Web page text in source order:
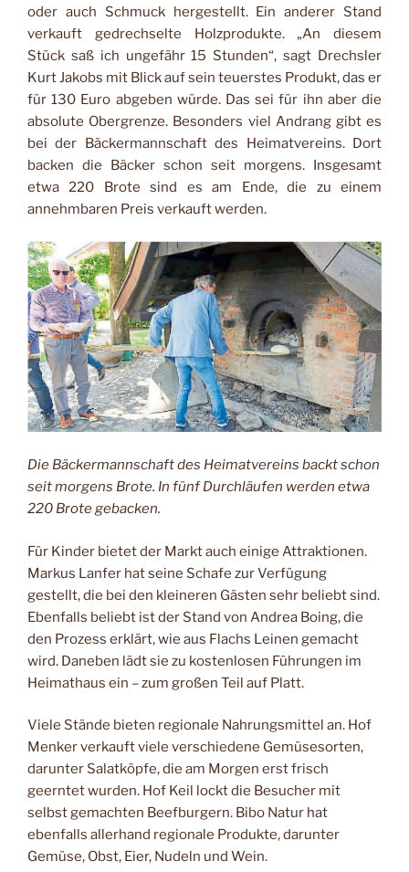
oder auch Schmuck hergestellt. Ein anderer Stand
verkauft gedrechselte Holzprodukte. „An diesem
Stück saß ich ungefähr 15 Stunden“, sagt Drechsler
Kurt Jakobs mit Blick auf sein teuerstes Produkt, das er
für 130 Euro abgeben würde. Das sei für ihn aber die
absolute Obergrenze. Besonders viel Andrang gibt es
bei der Bäckermannschaft des Heimatvereins. Dort
backen die Bäcker schon seit morgens. Insgesamt
etwa 220 Brote sind es am Ende, die zu einem
annehmbaren Preis verkauft werden.
Die Bäckermannschaft des Heimatvereins backt schon
seit morgens Brote. In fünf Durchläufen werden etwa
220 Brote gebacken.
Für Kinder bietet der Markt auch einige Attraktionen.
Markus Lanfer hat seine Schafe zur Verfügung
gestellt, die bei den kleineren Gästen sehr beliebt sind.
Ebenfalls beliebt ist der Stand von Andrea Boing, die
den Prozess erklärt, wie aus Flachs Leinen gemacht
wird. Daneben lädt sie zu kostenlosen Führungen im
Heimathaus ein – zum großen Teil auf Platt.
Viele Stände bieten regionale Nahrungsmittel an. Hof
Menker verkauft viele verschiedene Gemüsesorten,
darunter Salatköpfe, die am Morgen erst frisch
geerntet wurden. Hof Keil lockt die Besucher mit
selbst gemachten Beefburgern. Bibo Natur hat
ebenfalls allerhand regionale Produkte, darunter
Gemüse, Obst, Eier, Nudeln und Wein.